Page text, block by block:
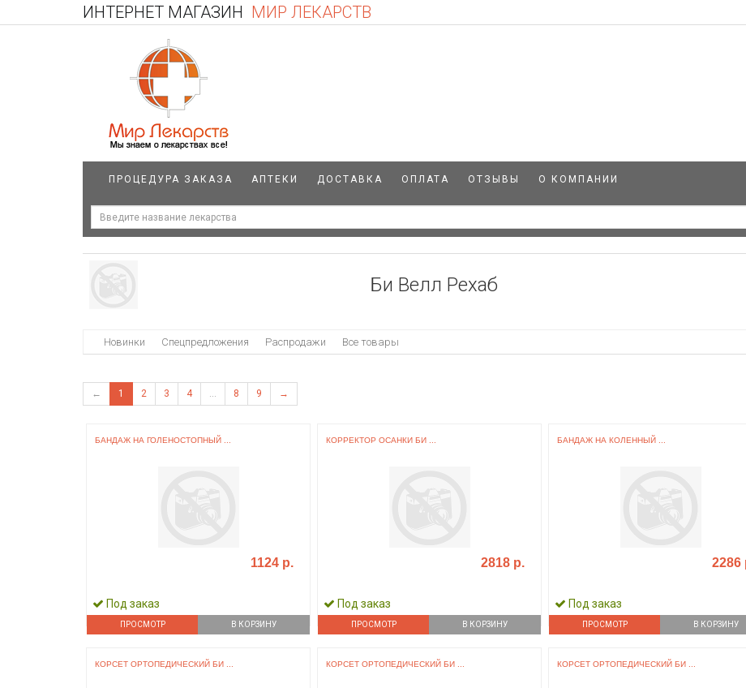
ИНТЕРНЕТ МАГАЗИН МИР ЛЕКАРСТВ
ПРОЦЕДУРА ЗАКАЗА АПТЕКИ ДОСТАВКА ОПЛАТА ОТЗЫВЫ О КОМПАНИИ
Би Велл Рехаб
Новинки Спецпредложения Распродажи Все товары
← 1 2 3 4 ... 8 9 →
БАНДАЖ НА ГОЛЕНОСТОПНЫЙ ...
1124 р.
Под заказ
ПРОСМОТР В КОРЗИНУ
КОРРЕКТОР ОСАНКИ БИ ...
2818 р.
Под заказ
ПРОСМОТР В КОРЗИНУ
БАНДАЖ НА КОЛЕННЫЙ ...
2286
Под заказ
ПРОСМОТР В КОРЗИНУ
КОРСЕТ ОРТОПЕДИЧЕСКИЙ БИ ... КОРСЕТ ОРТОПЕДИЧЕСКИЙ БИ ... КОРСЕТ ОРТОПЕДИЧЕСКИЙ БИ ...